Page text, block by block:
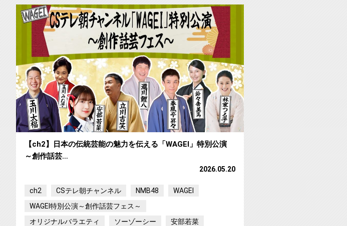
【ch2】日本の伝
【ch2】日本の伝統芸能の魅力を伝える「WAGEI」特別公演
～創作話芸…
2026.05.20
ch2 CSテレ朝チャンネル NMB48
WAGEI
WAGEI特別公演～創作話芸フェス～
オリジナルバラエティ
ソーゾーシー
安部若菜